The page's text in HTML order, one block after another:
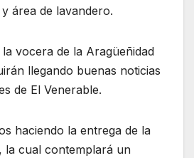
área de lavandero.
vocera de la Aragüeñidad
llegando buenas noticias
de El Venerable.
haciendo la entrega de la
la cual contemplará un